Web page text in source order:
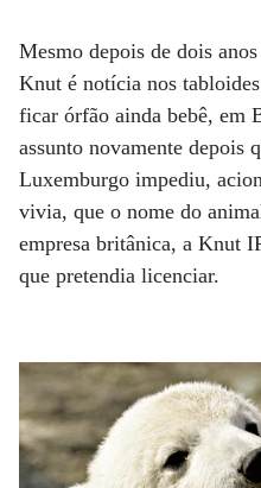
Mesmo depois de dois
Knut é notícia nos
ficar órfão ainda bebê, em
assunto novamente depois
Luxemburgo impediu,
vivia, que o nome do
empresa britânica, a Knut
que pretendia licenciar.